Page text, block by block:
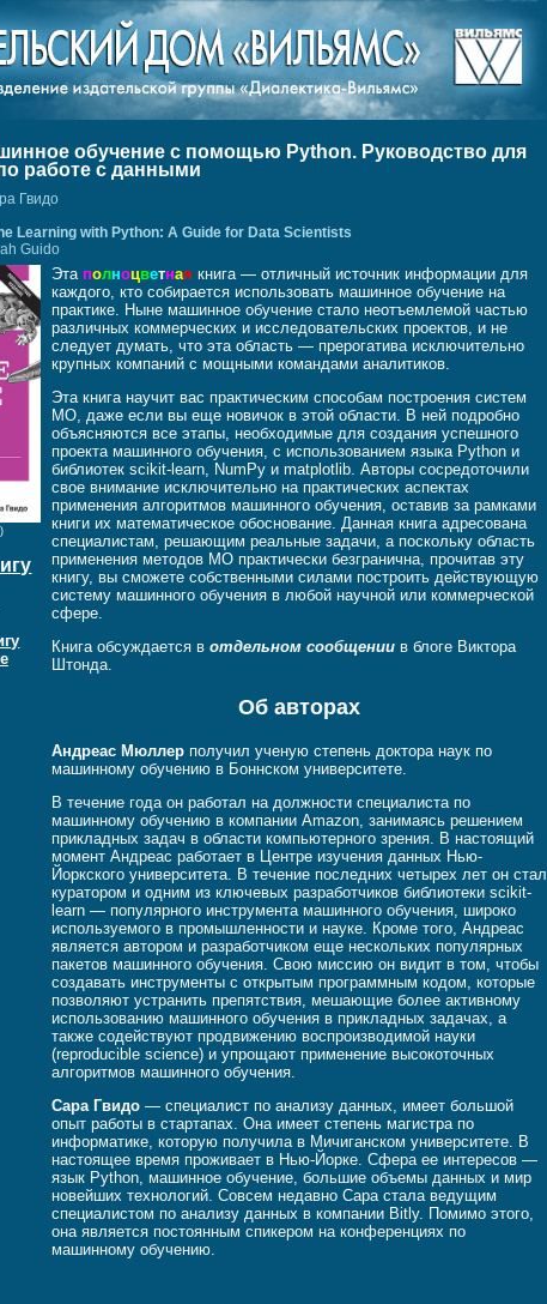
обучение с помощью Python. Руководство для
работе с данными
Гвидо
Learning with Python: A Guide for Data Scientists
Guido
Эта полноцветная книга — отличный источник информации для
каждого, кто собирается использовать машинное обучение на
практике. Ныне машинное обучение стало неотъемлемой частью
различных коммерческих и исследовательских проектов, и не
следует думать, что эта область — прерогатива исключительно
крупных компаний с мощными командами аналитиков.
Эта книга научит вас практическим способам построения систем
МО, даже если вы еще новичок в этой области. В ней подробно
объясняются все этапы, необходимые для создания успешного
проекта машинного обучения, с использованием языка Python и
библиотек scikit-learn, NumPy и matplotlib. Авторы сосредоточили
свое внимание исключительно на практических аспектах
применения алгоритмов машинного обучения, оставив за рамками
книги их математическое обоснование. Данная книга адресована
специалистам, решающим реальные задачи, а поскольку область
применения методов МО практически безгранична, прочитав эту
книгу, вы сможете собственными силами построить действующую
систему машинного обучения в любой научной или коммерческой
сфере.
Книга обсуждается вотдельном сообщении в блоге Виктора
Штонда.
Об авторах
Андреас Мюллер получил ученую степень доктора наук по
машинному обучению в Боннском университете.
В течение года он работал на должности специалиста по
машинному обучению в компании Amazon, занимаясь решением
прикладных задач в области компьютерного зрения. В настоящий
момент Андреас работает в Центре изучения данных Нью-
Йоркского университета. В течение последних четырех лет он стал
куратором и одним из ключевых разработчиков библиотеки scikit-
learn — популярного инструмента машинного обучения, широко
используемого в промышленности и науке. Кроме того, Андреас
является автором и разработчиком еще нескольких популярных
пакетов машинного обучения. Свою миссию он видит в том, чтобы
создавать инструменты с открытым программным кодом, которые
позволяют устранить препятствия, мешающие более активному
использованию машинного обучения в прикладных задачах, а
также содействуют продвижению воспроизводимой науки
(reproducible science) и упрощают применение высокоточных
алгоритмов машинного обучения.
Сара Гвидо — специалист по анализу данных, имеет большой
опыт работы в стартапах. Она имеет степень магистра по
информатике, которую получила в Мичиганском университете. В
настоящее время проживает в Нью-Йорке. Сфера ее интересов —
язык Python, машинное обучение, большие объемы данных и мир
новейших технологий. Совсем недавно Сара стала ведущим
специалистом по анализу данных в компании Bitly. Помимо этого,
она является постоянным спикером на конференциях по
машинному обучению.